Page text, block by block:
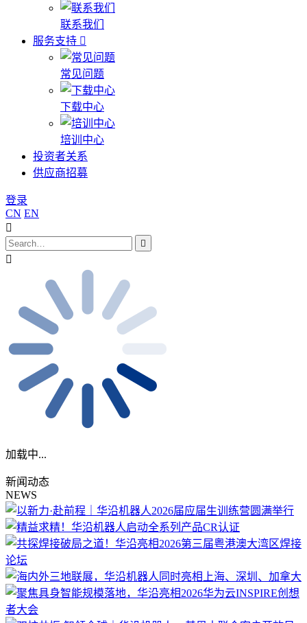
联系我们
服务支持
常见问题
下载中心
培训中心
投资者关系
供应商招募
登录
CN EN
加载中...
新闻动态
NEWS